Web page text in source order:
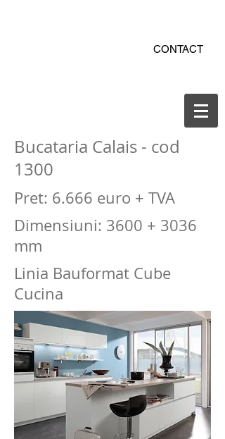
CONTACT
Bucataria Calais - cod
1300
Pret: 6.666 euro + TVA
Dimensiuni: 3600 + 3036
mm
Linia Bauformat Cube
Cucina